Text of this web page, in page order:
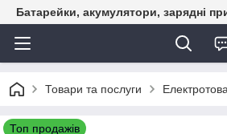
Батарейки, акумулятори, зарядні
Товари та послуги
Топ продажів